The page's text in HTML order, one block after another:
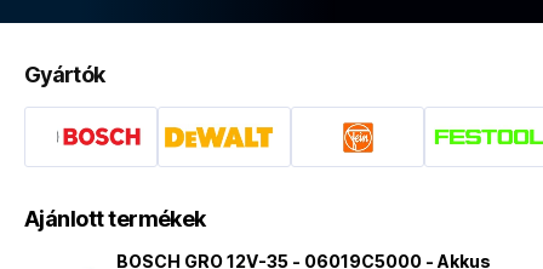
Gyártók
Ajánlott termékek
BOSCH GRO 12V-35 - 06019C5000 - Akkus